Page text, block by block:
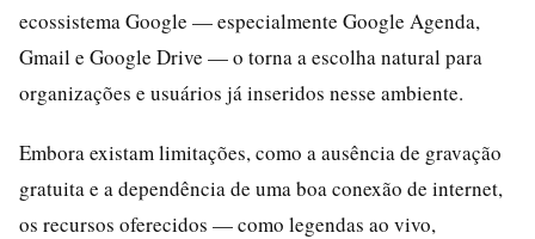
ecossistema Google — especialmente Google Agenda,
Gmail e Google Drive — o torna a escolha natural para
organizações e usuários já inseridos nesse ambiente.
Embora existam limitações, como a ausência de gravação
gratuita e a dependência de uma boa conexão de internet,
os recursos oferecidos — como legendas ao vivo,